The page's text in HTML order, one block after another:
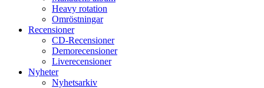
Heavy rotation
Omröstningar
Recensioner
CD-Recensioner
Demorecensioner
Liverecensioner
Nyheter
Nyhetsarkiv